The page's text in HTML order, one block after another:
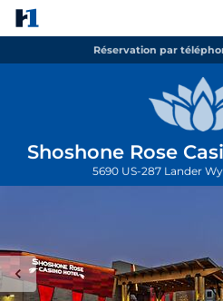
Réservation par
Shoshone Rose
5690 US-287 Lander